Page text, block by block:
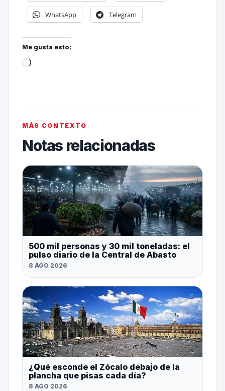
WhatsApp Telegram
Me gusta esto:
MÁS CONTEXTO
Notas relacionadas
500 mil personas y 30 mil toneladas: el
pulso diario de la Central de Abasto
8 AGO 2026
¿Qué esconde el Zócalo debajo de la
plancha que pisas cada día?
8 AGO 2026